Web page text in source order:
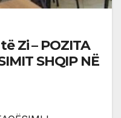
Zi – POZITA
SHQIP NË